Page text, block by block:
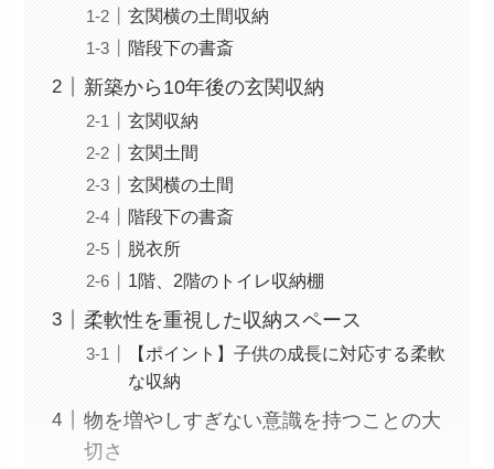
玄関横の土間収納
階段下の書斎
新築から10年後の玄関収納
玄関収納
玄関土間
玄関横の土間
階段下の書斎
脱衣所
1階、2階のトイレ収納棚
柔軟性を重視した収納スペース
【ポイント】子供の成長に対応する柔軟
な収納
物を増やしすぎない意識を持つことの大
切さ